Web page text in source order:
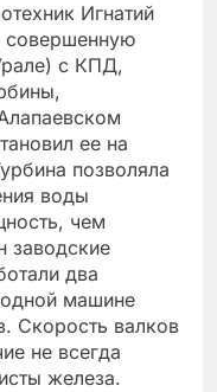
Игнатий
с КПД,
ее на
позволяла
воды
чем
заводские
два
машине
Скорость валков
не всегда
железа.